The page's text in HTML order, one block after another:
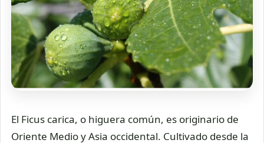
El Ficus carica, o higuera común, es originario de
Oriente Medio y Asia occidental. Cultivado desde la